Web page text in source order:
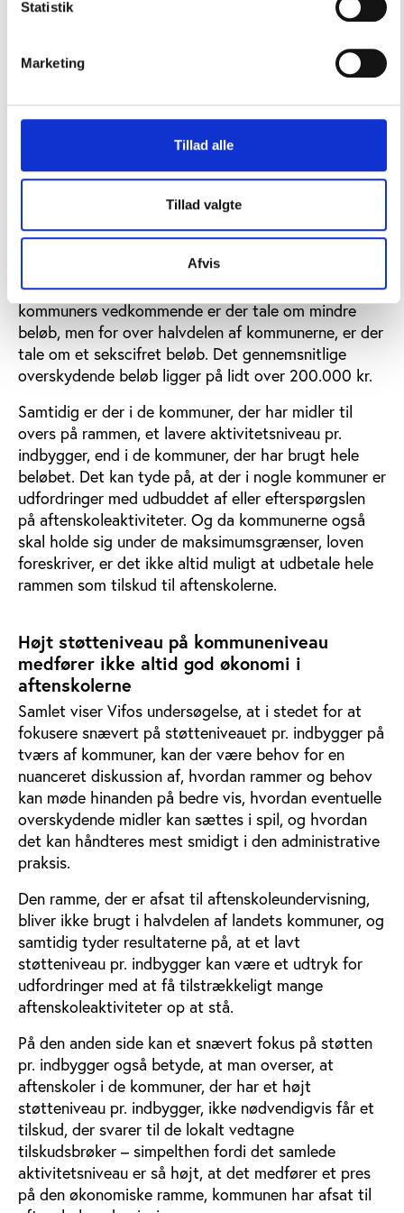
Statistik
Marketing
Tillad alle
Tillad valgte
Afvis
Figur 1: Er hele beløbet i den afsatte
Figuren viser kommunernes svar på spørgsmålet: ’Blev hele beløbet i den afsatte
Størrelsen på beløbet varierer, og for nogle
kommuners vedkommende er der tale om mindre
beløb, men for over halvdelen af kommunerne, er der
tale om et sekscifret beløb. Det gennemsnitlige
overskydende beløb ligger på lidt over 200.000 kr.
Samtidig er der i de kommuner, der har midler til
overs på rammen, et lavere aktivitetsniveau pr.
indbygger, end i de kommuner, der har brugt hele
beløbet. Det kan tyde på, at der i nogle kommuner er
udfordringer med udbuddet af eller efterspørgslen
på aftenskoleaktiviteter. Og da kommunerne også
skal holde sig under de maksimumsgrænser, loven
foreskriver, er det ikke altid muligt at udbetale hele
rammen som tilskud til aftenskolerne.
Højt støtteniveau på kommuneniveau
medfører ikke altid god økonomi i
aftenskolerne
Samlet viser Vifos undersøgelse, at i stedet for at
fokusere snævert på støtteniveauet pr. indbygger på
tværs af kommuner, kan der være behov for en
nuanceret diskussion af, hvordan rammer og behov
kan møde hinanden på bedre vis, hvordan eventuelle
overskydende midler kan sættes i spil, og hvordan
det kan håndteres mest smidigt i den administrative
praksis.
Den ramme, der er afsat til aftenskoleundervisning,
bliver ikke brugt i halvdelen af landets kommuner, og
samtidig tyder resultaterne på, at et lavt
støtteniveau pr. indbygger kan være et udtryk for
udfordringer med at få tilstrækkeligt mange
aftenskoleaktiviteter op at stå.
På den anden side kan et snævert fokus på støtten
pr. indbygger også betyde, at man overser, at
aftenskoler i de kommuner, der har et højt
støtteniveau pr. indbygger, ikke nødvendigvis får et
tilskud, der svarer til de lokalt vedtagne
tilskudsbrøker – simpelthen fordi det samlede
aktivitetsniveau er så højt, at det medfører et pres
på den økonomiske ramme, kommunen har afsat til